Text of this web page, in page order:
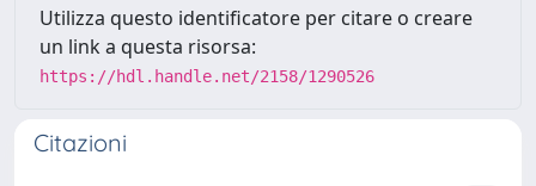
Utilizza questo identificatore per citare o creare
un link a questa risorsa:
https://hdl.handle.net/2158/1290526
Citazioni